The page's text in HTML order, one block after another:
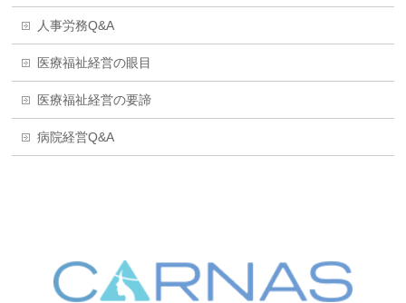
人事労務Q&A
医療福祉経営の眼目
医療福祉経営の要諦
病院経営Q&A